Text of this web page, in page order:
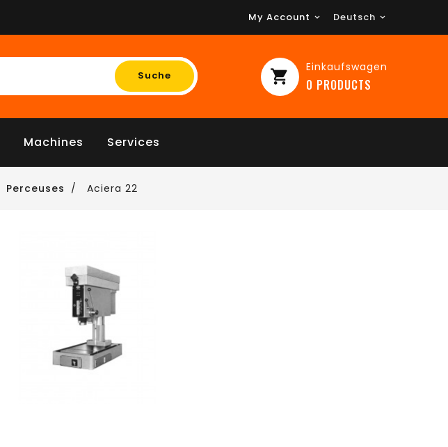
Deutsch 
My Account
Suche shopping_cart Einkaufswagen
0 PRODUCTS
Machines Services
Perceuses Aciera 22